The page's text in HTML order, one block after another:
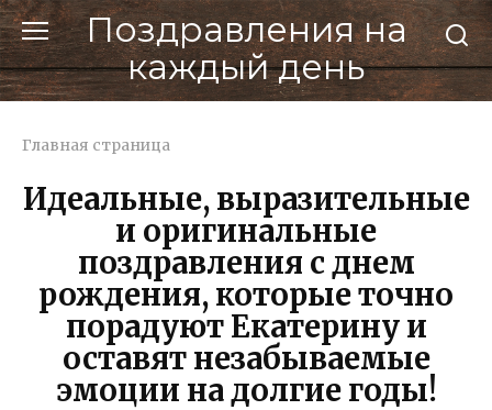
Перейти
к
контенту
Поздравления на
каждый день
Главная страница
Идеальные, выразительные
и оригинальные
поздравления с днем
рождения, которые точно
порадуют Екатерину и
оставят незабываемые
эмоции на долгие годы!